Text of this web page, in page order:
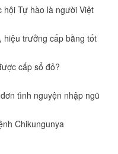
Tự hào là người Việt
hiệu trưởng cấp bằng tốt
cấp sổ đỏ?
tình nguyện nhập ngũ
Chikungunya